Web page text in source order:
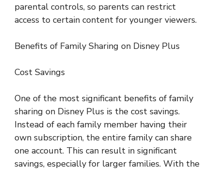
parental controls, so parents can restrict
access to certain content for younger viewers.
Benefits of Family Sharing on Disney Plus
Cost Savings
One of the most significant benefits of family
sharing on Disney Plus is the cost savings.
Instead of each family member having their
own subscription, the entire family can share
one account. This can result in significant
savings, especially for larger families. With the